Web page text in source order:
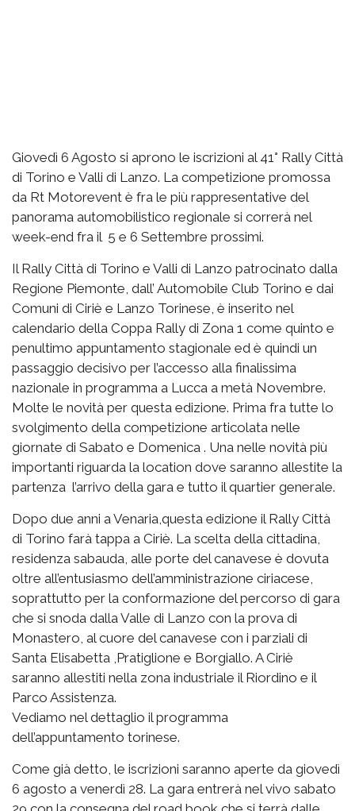
Giovedì 6 Agosto si aprono le iscrizioni al 41° Rally Città
di Torino e Valli di Lanzo. La competizione promossa
da Rt Motorevent è fra le più rappresentative del
panorama automobilistico regionale si correrà nel
week-end fra il 5 e 6 Settembre prossimi.
Il Rally Città di Torino e Valli di Lanzo patrocinato dalla
Regione Piemonte, dall’ Automobile Club Torino e dai
Comuni di Ciriè e Lanzo Torinese, è inserito nel
calendario della Coppa Rally di Zona 1 come quinto e
penultimo appuntamento stagionale ed è quindi un
passaggio decisivo per l’accesso alla finalissima
nazionale in programma a Lucca a metà Novembre.
Molte le novità per questa edizione. Prima fra tutte lo
svolgimento della competizione articolata nelle
giornate di Sabato e Domenica . Una nelle novità più
importanti riguarda la location dove saranno allestite la
partenza l’arrivo della gara e tutto il quartier generale.
Dopo due anni a Venaria,questa edizione il Rally Città
di Torino farà tappa a Ciriè. La scelta della cittadina,
residenza sabauda, alle porte del canavese è dovuta
oltre all’entusiasmo dell’amministrazione ciriacese,
soprattutto per la conformazione del percorso di gara
che si snoda dalla Valle di Lanzo con la prova di
Monastero, al cuore del canavese con i parziali di
Santa Elisabetta ,Pratiglione e Borgiallo. A Ciriè
saranno allestiti nella zona industriale il Riordino e il
Parco Assistenza.
Vediamo nel dettaglio il programma
dell’appuntamento torinese.
Come già detto, le iscrizioni saranno aperte da giovedì
6 agosto a venerdì 28. La gara entrerà nel vivo sabato